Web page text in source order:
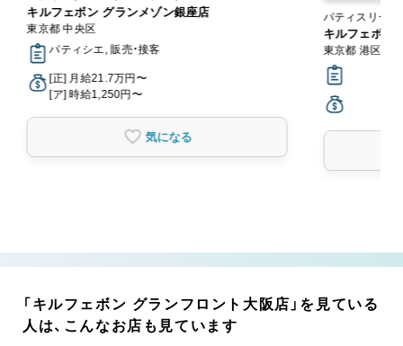
キルフェボン グランメゾン銀座店
東京都 中央区
パティシエ, 販売・接客
[正] 月給21.7万円〜
[ア] 時給1,250円〜
気になる
パティスリー・
キルフェボン
東京都 港区
「キルフェボン グランフロント大阪店」を見ている
人は、こんなお店も見ています